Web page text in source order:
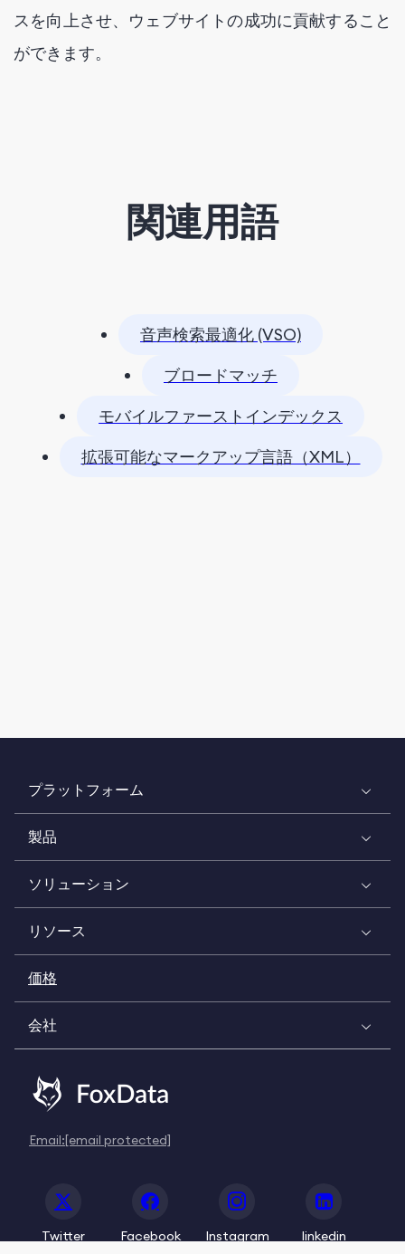
スを向上させ、ウェブサイトの成功に貢献すること
ができます。
関連用語
音声検索最適化 (VSO)
ブロードマッチ
モバイルファーストインデックス
拡張可能なマークアップ言語（XML）
プラットフォーム
製品
ソリューション
リソース
価格
会社
Email:[email protected]
Twitter Facebook Instagram linkedin